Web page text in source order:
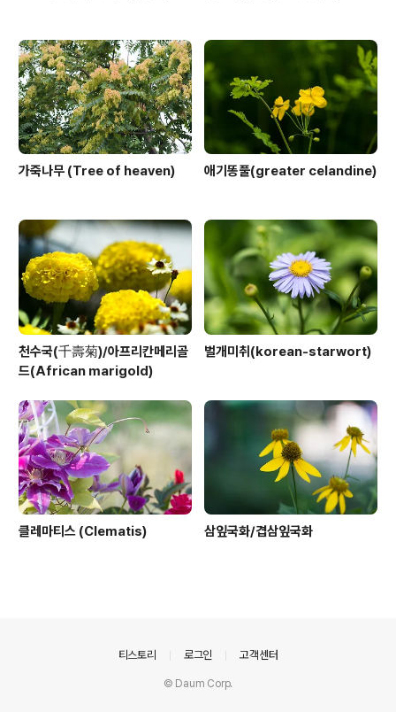
가죽나무 (Tree of heaven) 애기똥풀(greater celandine)
천수국(千壽菊)/아프리칸메리골
드(African marigold)
벌개미취(korean-starwort)
클레마티스 (Clematis) 삼잎국화/겹삼잎국화
티스토리 로그인 고객센터
© Daum Corp.